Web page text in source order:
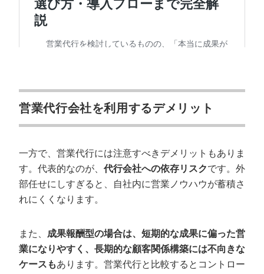
営業代行会社を利用するデメリット
一方で、営業代行には注意すべきデメリットもありま
す。代表的なのが、 代行会社への依存リスクです。外
部任せにしすぎると、自社内に営業ノウハウが蓄積さ
れにくくなります。
また、 成果報酬型の場合は、短期的な成果に偏った営
業になりやすく、長期的な顧客関係構築には不向きな
ケースもあります。営業代行と比較するとコントロー